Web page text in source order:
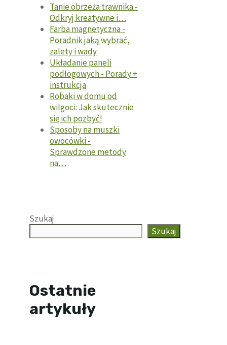
Tanie obrzeża trawnika -
Odkryj kreatywne i…
Farba magnetyczna -
Poradnik jaką wybrać,
zalety i wady
Układanie paneli
podłogowych - Porady +
instrukcja
Robaki w domu od
wilgoci: Jak skutecznie
się ich pozbyć!
Sposoby na muszki
owocówki -
Sprawdzone metody
na…
Szukaj
Szukaj
Ostatnie
artykuły